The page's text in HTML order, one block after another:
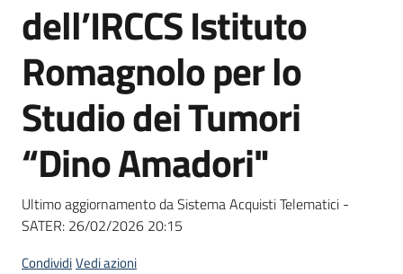
Supporto
Piattaforme
telematiche
English
site
dell’IRCCS Istituto
Romagnolo per lo
Studio dei Tumori
“Dino Amadori"
Ultimo aggiornamento da Sistema Acquisti Telematici -
SATER: 26/02/2026 20:15
CondividiVedi azioni